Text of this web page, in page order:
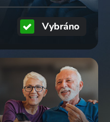
Vybráno